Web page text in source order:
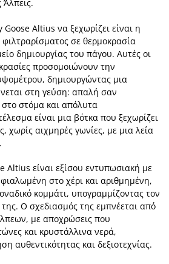
Άλπεις.
Altius να ξεχωρίζει είναι η
φιλτραρίσματος σε θερμοκρασία
δημιουργίας του πάγου. Αυτές οι
προσομοιώνουν την
δημιουργώντας μια
στη γεύση: απαλή σαν
στόμα και απόλυτα
είναι μια βότκα που ξεχωρίζει
χωρίς αιχμηρές γωνίες, με μια λεία
Altius είναι εξίσου εντυπωσιακή με
στο χέρι και αριθμημένη,
κομμάτι, υπογραμμίζοντας τον
Ο σχεδιασμός της εμπνέεται από
με αποχρώσεις που
και κρυστάλλινα νερά,
αυθεντικότητας και δεξιοτεχνίας.